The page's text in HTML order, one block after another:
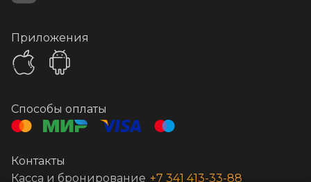
Приложения
Способы оплаты
Контакты
Касса и бронирование +7 341 413-33-88